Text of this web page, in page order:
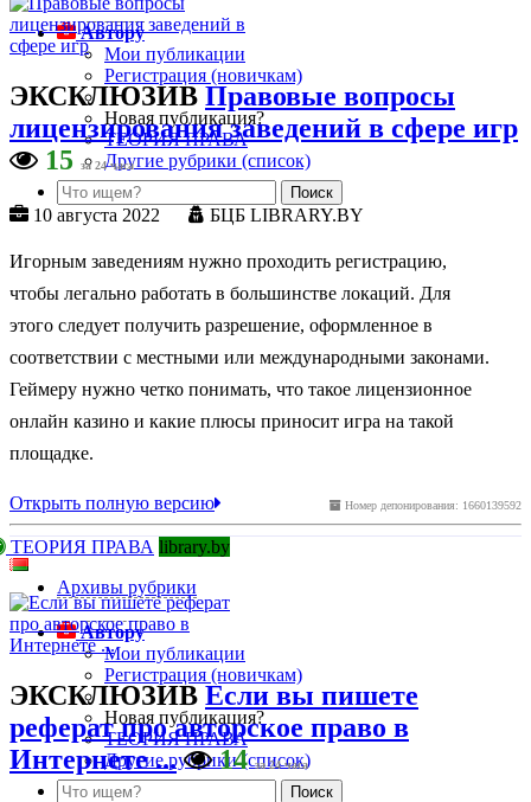
Автору
Мои публикации
Регистрация (новичкам)
Новая публикация?
ТЕОРИЯ ПРАВА
Другие рубрики (список)
ЭКСКЛЮЗИВ Правовые вопросы
лицензирования заведений в сфере игр
15
за 24 часа
10 августа 2022 БЦБ LIBRARY.BY
Игорным заведениям нужно проходить регистрацию,
чтобы легально работать в большинстве локаций. Для
этого следует получить разрешение, оформленное в
соответствии с местными или международными законами.
Геймеру нужно четко понимать, что такое лицензионное
онлайн казино и какие плюсы приносит игра на такой
площадке.
Номер депонирования: 1660139592
Открыть полную версию
ТЕОРИЯ ПРАВА library.by
Архивы рубрики
Автору
Мои публикации
Регистрация (новичкам)
Новая публикация?
ТЕОРИЯ ПРАВА
Другие рубрики (список)
ЭКСКЛЮЗИВ Если вы пишете
реферат про авторское право в
Интернете ...
14 за 24 часа